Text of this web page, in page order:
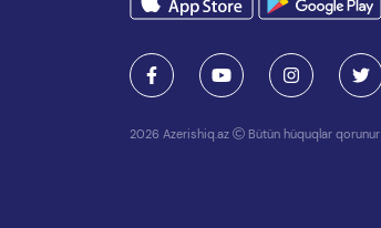
2026 Azerishiq.az Bütün hüquqlar qorunur